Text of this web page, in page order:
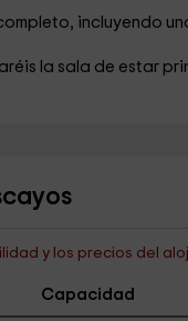
incluyendo
la sala de estar
y los precios del
Capacidad